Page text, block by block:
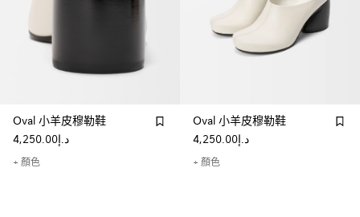
Oval 小羊皮穆勒鞋
د.إ4,250.00
+ 顏色
Oval 小羊皮穆勒鞋
د.إ4,250.00
+ 顏色